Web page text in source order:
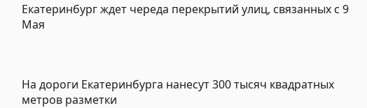
Екатеринбург ждет череда перекрытий улиц, связанных с 9
Мая
На дороги Екатеринбурга нанесут 300 тысяч квадратных
метров разметки